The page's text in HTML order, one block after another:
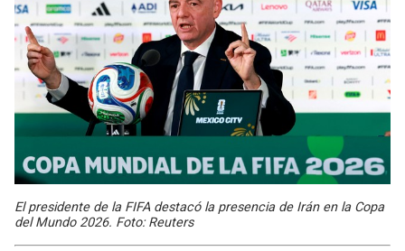
El presidente de la FIFA destacó la presencia de Irán en la Copa
del Mundo 2026. Foto: Reuters